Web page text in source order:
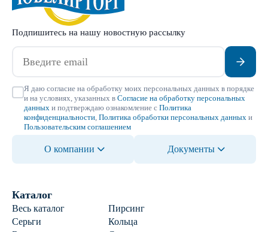
Подпишитесь на нашу новостную рассылку
Я даю согласие на обработку моих персональных данных в порядке
и на условиях, указанных в Согласие на обработку персональных
данных и подтверждаю ознакомление с Политика
конфиденциальности Политика обработки персональных данных и
Пользовательским соглашением
О компании Документы
Каталог
Весь каталог
Пирсинг
Серьги
Кольца